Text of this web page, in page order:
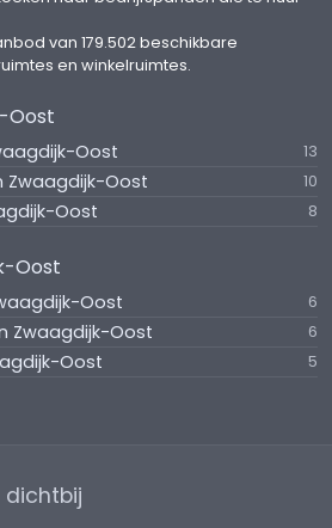
van 179.502 beschikbare
en winkelruimtes.
Oost
Oost 13
Zwaagdijk-Oost 10
Oost 8
Oost
Oost 6
Zwaagdijk-Oost 6
Oost 5
dichtbij